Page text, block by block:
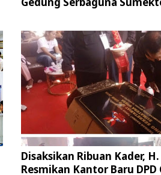
Disaksikan Ribuan Kader,
Resmikan Kantor Baru DPD